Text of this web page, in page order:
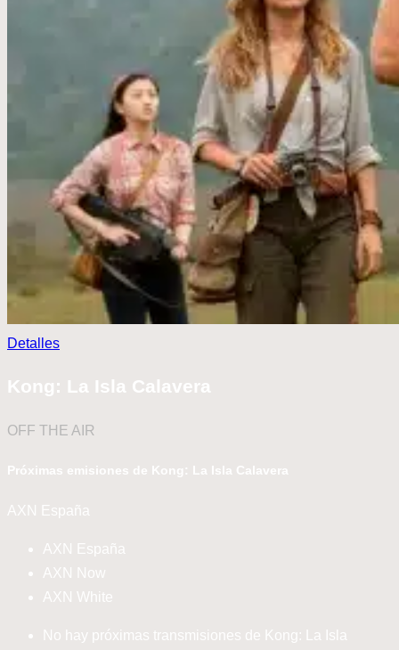
Detalles
Kong: La Isla Calavera
OFF THE AIR
Próximas emisiones de Kong: La Isla Calavera
AXN España
AXN España
AXN Now
AXN White
No hay próximas transmisiones de Kong: La Isla